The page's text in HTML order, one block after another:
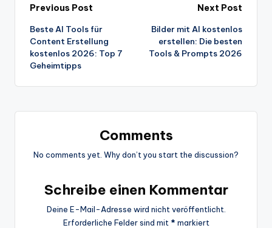
Post
navigation
Previous Post
Beste AI Tools für
Content Erstellung
kostenlos 2026: Top 7
Geheimtipps
Next Post
Bilder mit AI kostenlos
erstellen: Die besten
Tools & Prompts 2026
Comments
No comments yet. Why don’t you start the discussion?
Schreibe einen Kommentar
Deine E-Mail-Adresse wird nicht veröffentlicht.
Erforderliche Felder sind mit * markiert